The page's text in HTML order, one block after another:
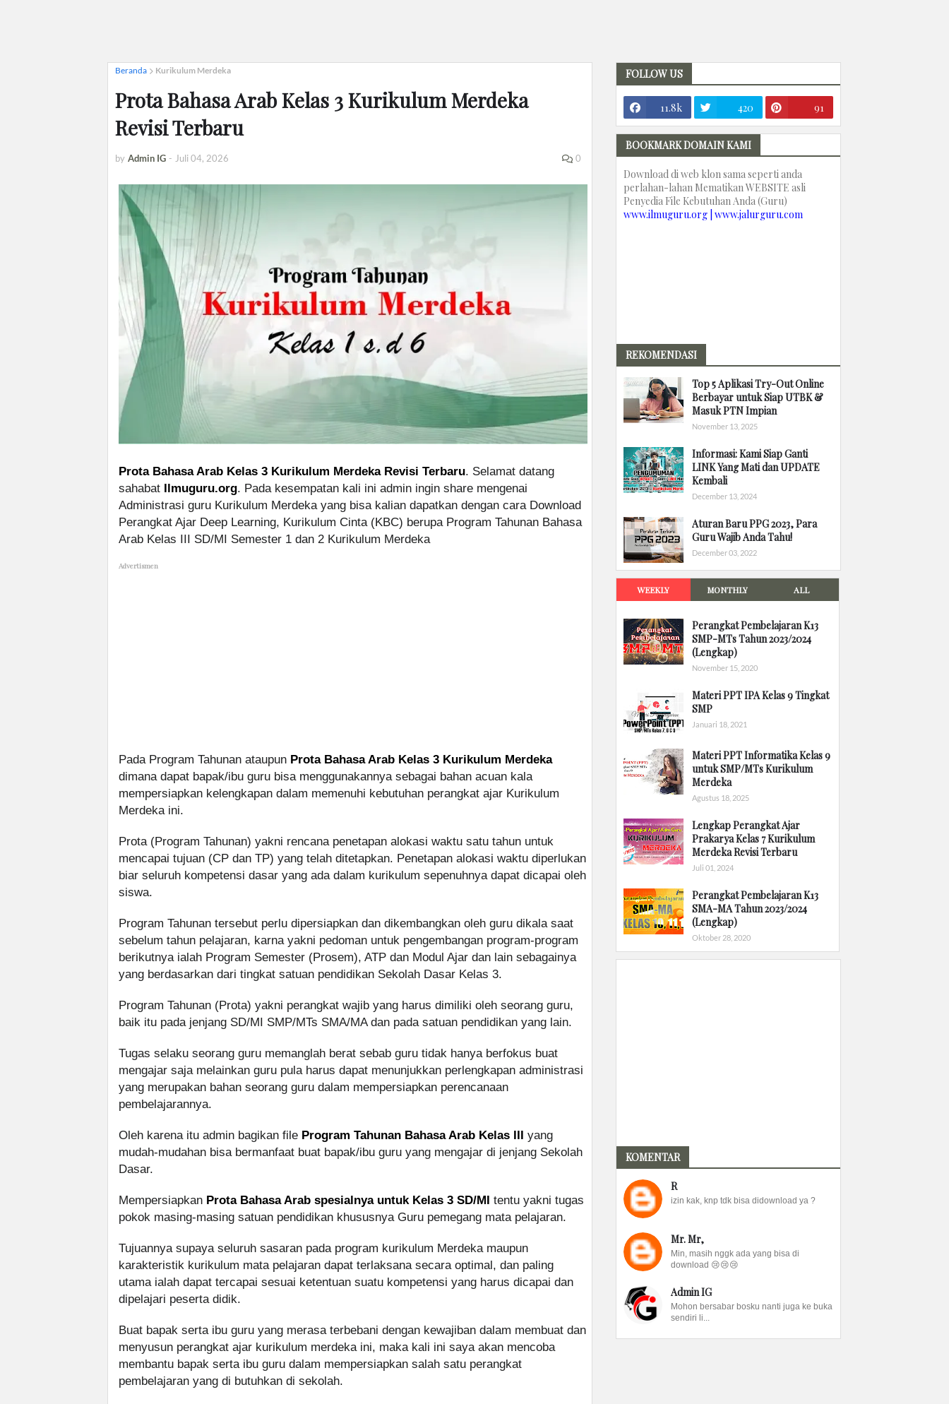
Beranda Kurikulum Merdeka
Prota Bahasa Arab Kelas 3 Kurikulum Merdeka
Revisi Terbaru
by Admin IG - Juli 04, 2026 0
Prota Bahasa Arab Kelas 3 Kurikulum Merdeka Revisi Terbaru. Selamat datang
sahabat Ilmuguru.org. Pada kesempatan kali ini admin ingin share mengenai
Administrasi guru Kurikulum Merdeka yang bisa kalian dapatkan dengan cara Download
Perangkat Ajar Deep Learning, Kurikulum Cinta (KBC) berupa Program Tahunan Bahasa
Arab Kelas III SD/MI Semester 1 dan 2 Kurikulum Merdeka
Advertismen
Pada Program Tahunan ataupun Prota Bahasa Arab Kelas 3 Kurikulum Merdeka
dimana dapat bapak/ibu guru bisa menggunakannya sebagai bahan acuan kala
mempersiapkan kelengkapan dalam memenuhi kebutuhan perangkat ajar Kurikulum
Merdeka ini.
Prota (Program Tahunan) yakni rencana penetapan alokasi waktu satu tahun untuk
mencapai tujuan (CP dan TP) yang telah ditetapkan. Penetapan alokasi waktu diperlukan
biar seluruh kompetensi dasar yang ada dalam kurikulum sepenuhnya dapat dicapai oleh
siswa.
Program Tahunan tersebut perlu dipersiapkan dan dikembangkan oleh guru dikala saat
sebelum tahun pelajaran, karna yakni pedoman untuk pengembangan program-program
berikutnya ialah Program Semester (Prosem), ATP dan Modul Ajar dan lain sebagainya
yang berdasarkan dari tingkat satuan pendidikan Sekolah Dasar Kelas 3.
Program Tahunan (Prota) yakni perangkat wajib yang harus dimiliki oleh seorang guru,
baik itu pada jenjang SD/MI SMP/MTs SMA/MA dan pada satuan pendidikan yang lain.
Tugas selaku seorang guru memanglah berat sebab guru tidak hanya berfokus buat
mengajar saja melainkan guru pula harus dapat menunjukkan perlengkapan administrasi
yang merupakan bahan seorang guru dalam mempersiapkan perencanaan
pembelajarannya.
Oleh karena itu admin bagikan file Program Tahunan Bahasa Arab Kelas III yang
mudah-mudahan bisa bermanfaat buat bapak/ibu guru yang mengajar di jenjang Sekolah
Dasar.
Mempersiapkan Prota Bahasa Arab spesialnya untuk Kelas 3 SD/MI tentu yakni tugas
pokok masing-masing satuan pendidikan khususnya Guru pemegang mata pelajaran.
Tujuannya supaya seluruh sasaran pada program kurikulum Merdeka maupun
karakteristik kurikulum mata pelajaran dapat terlaksana secara optimal, dan paling
utama ialah dapat tercapai sesuai ketentuan suatu kompetensi yang harus dicapai dan
dipelajari peserta didik.
Buat bapak serta ibu guru yang merasa terbebani dengan kewajiban dalam membuat dan
menyusun perangkat ajar kurikulum merdeka ini, maka kali ini saya akan mencoba
membantu bapak serta ibu guru dalam mempersiapkan salah satu perangkat
pembelajaran yang di butuhkan di sekolah.
FOLLOW US
11.8k 420 91
BOOKMARK DOMAIN KAMI
Download di web klon sama seperti anda
perlahan-lahan Mematikan WEBSITE asli
Penyedia File Kebutuhan Anda (Guru)
www.ilmuguru.org | www.jalurguru.com
REKOMENDASI
Top 5 Aplikasi Try-Out Online
Berbayar untuk Siap UTBK &
Masuk PTN Impian
November 13, 2025
Informasi: Kami Siap Ganti
LINK Yang Mati dan UPDATE
Kembali
December 13, 2024
Aturan Baru PPG 2023, Para
Guru Wajib Anda Tahu!
December 03, 2022
WEEKLY MONTHLY ALL
Perangkat Pembelajaran K13
SMP-MTs Tahun 2023/2024
(Lengkap)
November 15, 2020
Materi PPT IPA Kelas 9 Tingkat
SMP
Januari 18, 2021
Materi PPT Informatika Kelas 9
untuk SMP/MTs Kurikulum
Merdeka
Agustus 18, 2025
Lengkap Perangkat Ajar
Prakarya Kelas 7 Kurikulum
Merdeka Revisi Terbaru
Juli 01, 2024
Perangkat Pembelajaran K13
SMA-MA Tahun 2023/2024
(Lengkap)
Oktober 28, 2020
KOMENTAR
R
izin kak, knp tdk bisa didownload ya ?
Mr. Mr,
Min, masih nggk ada yang bisa di
download 😢😢😢
Admin IG
Mohon bersabar bosku nanti juga ke buka
sendiri li...